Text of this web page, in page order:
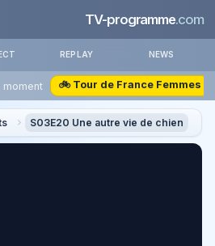
TV-programme.com
REPLAY NEWS
moment 🚲 Tour de France Femmes
S03E20 Une autre vie de chien